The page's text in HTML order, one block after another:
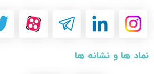
نماد ها و نشانه ها